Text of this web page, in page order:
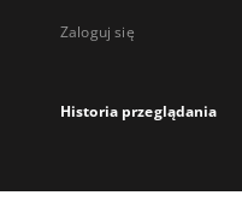
Zaloguj się
Historia przeglądania